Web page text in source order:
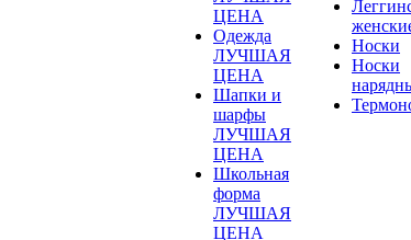
ЦЕНА
Одежда
ЛУЧШАЯ
ЦЕНА
Шапки и
шарфы
ЛУЧШАЯ
ЦЕНА
Школьная
форма
ЛУЧШАЯ
ЦЕНА
Носки
Носки